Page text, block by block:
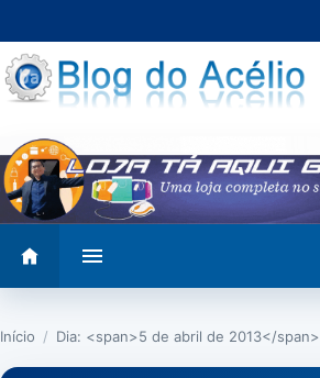
para
o
conteúdo
menu
Início / Dia: <span>5 de abril de 2013</span>